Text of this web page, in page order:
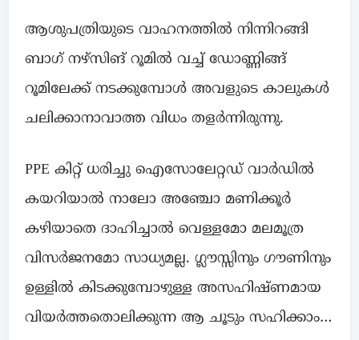
ആശുപത്രിയുടെ വാഹനത്തിൽ നിന്നിറങ്ങി
ബാഗ് നഴ്സിങ് റൂമിൽ വച്ച് ഡോണ്ണിങ്ങ്
റൂമിലേക്ക് നടക്കുമ്പോൾ അവളുടെ കാലുകൾ
ചലിക്കാനാവാത്ത വിധം തളർന്നിരുന്നു.
PPE കിറ്റ് ധരിച്ചു ഐസോലേറ്റഡ് വാർഡിൽ
കയറിയാൽ നാലോ അഞ്ചോ മണിക്കൂർ
കഴിയാതെ ദാഹിച്ചാൽ വെള്ളമോ മലമൂത്ര
വിസർജനമോ സാധ്യമല്ല. ഗ്ലൗസ്സിനും ഗൗണിനും
ഉള്ളിൽ കിടക്കുമ്പോഴുള്ള അസഹിഷ്ണമായ
വിയർത്തതൊലിക്കുന്ന ആ ചൂടും സഹിക്കാം…